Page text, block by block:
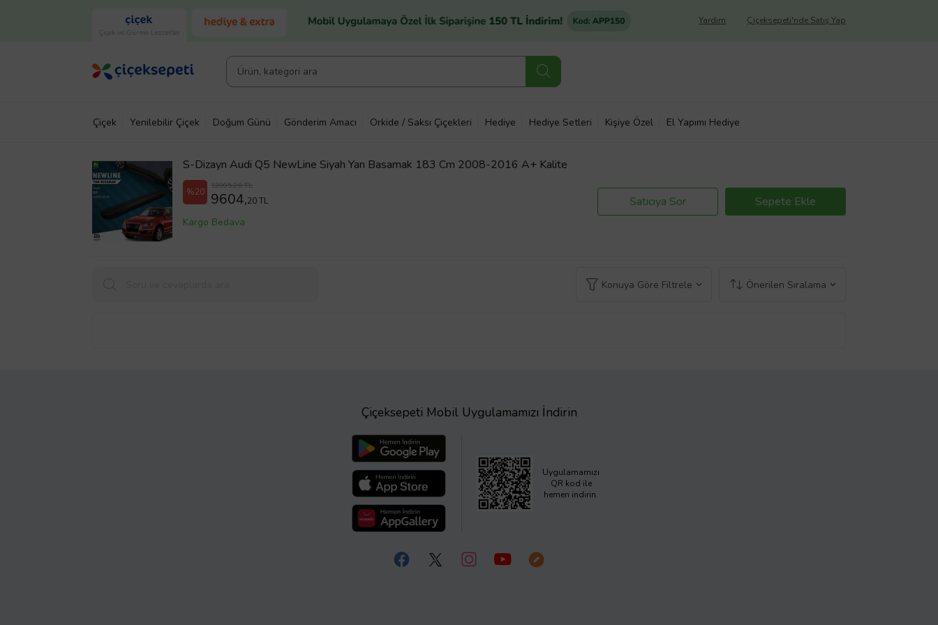
Çiçek ve Gurme Lezzetler
Çiçeksepeti'nde Satış Yap
Yardım
Çiçek Yenilebilir Çiçek Doğum Günü Gönderim Amacı Orkide / Saksı Çiçekleri Hediye Hediye Setleri Kişiye Özel El Yapımı Hediye
S-Dizayn Audi Q5 NewLine Siyah Yan Basamak 183 Cm 2008-2016 A+ Kalite
%20
12005,26 TL
9604,20 TL
Kargo Bedava
Satıcıya Sor Sepete Ekle
Konuya Göre Filtrele Önerilen Sıralama
Çiçeksepeti Mobil Uygulamamızı İndirin
Uygulamamızı
QR kod ile
hemen indirin.